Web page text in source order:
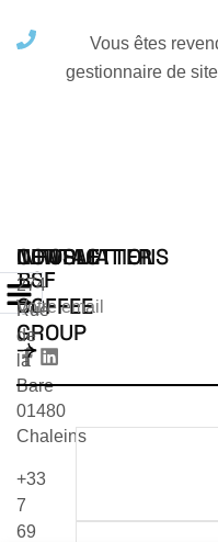
Vous êtes
gestionnaire de
BSF
COFFEE
GROUP
INFORMATIONS
CONTACT
274
Rue
de
la
Bare
01480
Chaleins
+33
7
69
NEWSLETTER